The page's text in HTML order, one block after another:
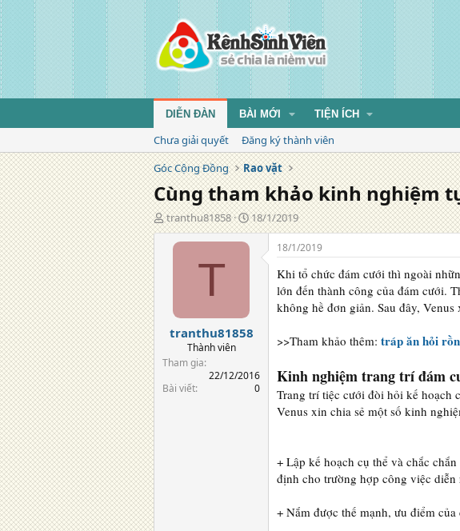
DIỄN ĐÀN BÀI MỚI TIỆN ÍCH
Chưa giải quyết
Đăng ký thành viên
Góc Cộng Đồng
Rao vặt
Cùng tham khảo kinh nghiệm
T
á
tranthu81858
N
g
18/1/2019
T
tranthu81858
Thành viên
Tham gia
22/12/2016
Bài viết
0
18/1/2019
Khi tổ chức đám cưới thì ngoài
lớn đến thành công của đám cưới.
không hề đơn giản. Sau đây,
>>Tham khảo thêm: tráp ăn hỏi
Kinh nghiệm trang trí đám
Trang trí tiệc cưới đòi hỏi kế hoạch
Venus xin chia sẻ một số kinh
+ Lập kế hoạch cụ thể và chắc
định cho trường hợp công việc diễn
+ Nắm được thế mạnh, ưu điểm